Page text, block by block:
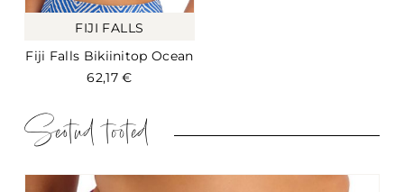
FIJI FALLS
Fiji Falls Bikiinitop Ocean
62,17€
Seotud tooted